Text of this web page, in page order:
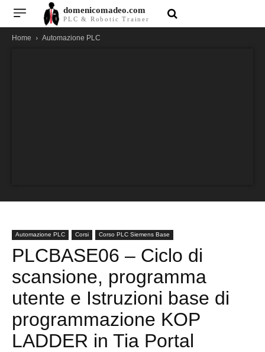
domenicomadeo.com
PLC & Robotic Trainer
Home Automazione PLC
Automazione PLC Corsi Corso PLC Siemens Base
PLCBASE06 – Ciclo di
scansione, programma
utente e Istruzioni base di
programmazione KOP
LADDER in Tia Portal